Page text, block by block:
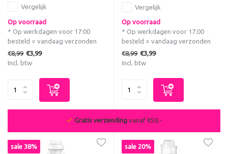
Vergelijk
Op voorraad
* Op werkdagen voor 17:00
besteld = vandaag verzonden
€8,99 €3,99
Incl. btw
Vergelijk
Op voorraad
* Op werkdagen voor 17:00
besteld = vandaag verzonden
€8,99 €3,99
Incl. btw
Gratis verzending vanaf €50,-
sale 38% sale 20%